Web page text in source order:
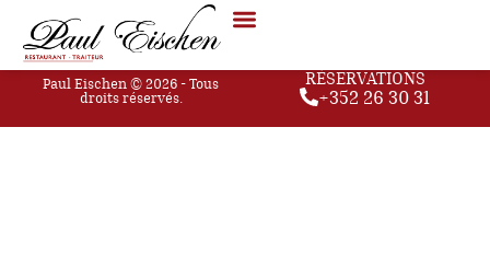
Le risotto crémeux aux champignons
Paul Eischen © 2026 - Tous
droits réservés.
RÉSERVATIONS
+352 26 30 31